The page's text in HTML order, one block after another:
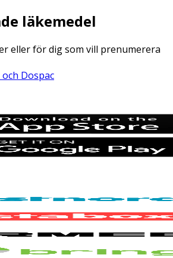
läkemedel
eller för dig som vill prenumerera
Dospac